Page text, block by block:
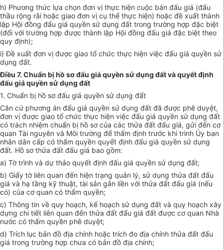
h) Phương thức lựa chọn đơn vị thực hiện cuộc bán đấu giá (đấu
thầu rộng rãi hoặc giao đơn vị cụ thể thực hiện) hoặc đề xuất thành
lập Hội đồng đấu giá quyền sử dụng đất trong trường hợp đặc biệt
(đối với trường hợp được thành lập Hội đồng đấu giá đặc biệt theo
quy định);
i) Đề xuất đơn vị được giao tổ chức thực hiện việc đấu giá quyền sử
dụng đất.
Điều 7. Chuẩn bị hồ sơ đấu giá quyền sử dụng đất và quyết định
đấu giá quyền sử dụng đất
1. Chuẩn bị hồ sơ đấu giá quyền sử dụng đất
Căn cứ phương án đấu giá quyền sử dụng đất đã được phê duyệt,
đơn vị được giao tổ chức thực hiện việc đấu giá quyền sử dụng đất
có trách nhiệm chuẩn bị hồ sơ của các thửa đất đấu giá, gửi đến cơ
quan Tài nguyên và Môi trường để thẩm định trước khi trình Ủy ban
nhân dân cấp có thẩm quyền quyết định đấu giá quyền sử dụng
đất. Hồ sơ thửa đất đấu giá bao gồm:
a) Tờ trình và dự thảo quyết định đấu giá quyền sử dụng đất;
b) Giấy tờ liên quan đến hiện trạng quản lý, sử dụng thửa đất đấu
giá và hạ tầng kỹ thuật, tài sản gắn liền với thửa đất đấu giá (nếu
có) của cơ quan có thẩm quyền;
c) Thông tin về quy hoạch, kế hoạch sử dụng đất và quy hoạch xây
dựng chi tiết liên quan đến thửa đất đấu giá đất được cơ quan Nhà
nước có thẩm quyền phê duyệt;
d) Trích lục bản đồ địa chính hoặc trích đo địa chính thửa đất đấu
giá trong trường hợp chưa có bản đồ địa chính;